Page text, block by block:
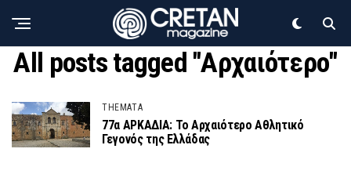
All posts tagged "Αρχαιότερο"
THEMATA
77α ΑΡΚΑΔΙΑ: Το Αρχαιότερο Αθλητικό
Γεγονός της Ελλάδας